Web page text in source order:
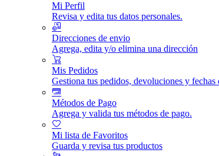
Mi Perfil
Revisa y edita tus datos personales.
Direcciones de envio
Agrega, edita y/o elimina una dirección
Mis Pedidos
Gestiona tus pedidos, devoluciones y fechas
Métodos de Pago
Agrega y valida tus métodos de pago.
Mi lista de Favoritos
Guarda y revisa tus productos